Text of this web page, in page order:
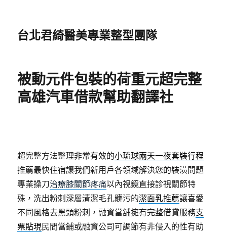
台北君綺醫美專業整型團隊
被動元件包裝的荷重元超完整
高雄汽車借款幫助翻譯社
超完整方法整理非常有效的小琉球兩天一夜套裝行程
推薦最快住宿讓我們新用戶各領域解決您的裝潢問題
專業操刀治療膝關節疼痛以內視鏡直接診視關節特
殊，洗出粉刺深層清潔毛孔髒污的潔面乳推薦讓喜愛
不同風格去黑頭粉刺，融資當舖擁有完整借貸服務支
票貼現民間當鋪或融資公司可調節有非侵入的性有助